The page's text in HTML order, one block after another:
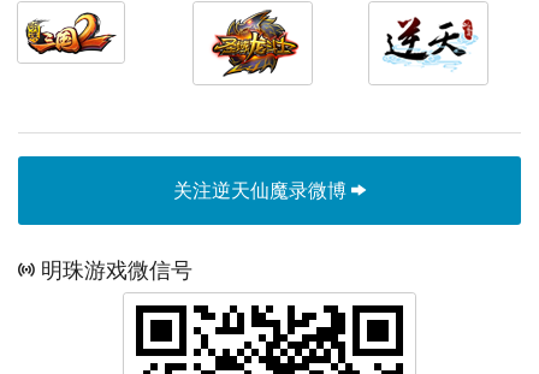
关注逆天仙魔录微博
明珠游戏微信号